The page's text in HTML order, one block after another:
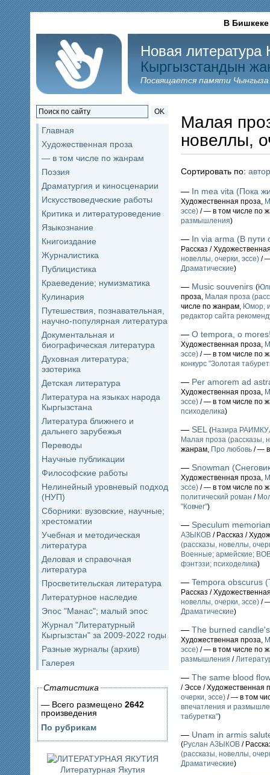
В Бишкеке
Новая литература
Кыргызстандын
Посвящается памяти
OK
Главная
Художественная проза
— в том числе по жанрам
Поэзия
Драматургия и киносценарии
Искусствоведческие работы
Критика и литературоведение
Языкознание
Книгоиздание
Журналистика
Публицистика
Краеведение; нумизматика
Кулинария
Путешествия, познавательная,
научно-популярная литература
Документальная и
биографическая литература
Духовная литература;
эзотерика
Детская литература
Литература на языках народа
Кыргызстана
Литература ближнего и
дальнего зарубежья
Переводы
Научные публикации
Философские работы
Нелинейный уровневый подход
(НУП)
Сборники: вузовские, научные;
хрестоматии
Учебная и методическая
литература
Деловая и справочная
литература
Просветительская литература
Литературное наследие
Эпос "Манас"; малый эпос
Журнал "Литературный
Кыргызстан" за 2009-2022 годы
Разные журналы (архив)
Галерея
Статистика
— Всего размещено 2642
произведения
По рубрикам
Литературная Якутия
Малая
новеллы,
Сортировать по:
— In mea vita (Пока
Художественная проза,
эссе) / — в том числе по
размышления)
— In via arma (В
Рассказ /
новеллы, очерки, эссе) /
Драматические)
— Music souvenirs (
проза, Малая проза
числе по жанрам, Юмор,
редактор сайта
— O tempora, o
Художественная проза,
эссе) / — в том числе по
конкурс "Золотая
— Per amorem ad
Художественная проза,
эссе) / — в том числе по
психоделика)
— SEL (Назира
Малая проза (рассказы,
жанрам, Про любовь / —
— Snowman
Художественная проза,
эссе) / — в том числе по
политический роман /
"Ковчег")
— Speculum
АЗЫКОВ / Рассказ /
(рассказы, новеллы,
Военные; армейские;
фэнтэзи; психоделика)
— Tempora obscurus
Рассказ /
новеллы, очерки, эссе) /
Драматические)
— The burned
Художественная проза,
эссе) / — в том числе по
размышления /
— The same blood
/ Эссе / Художественная
очерки, эссе) / — в том
впечатления и
табуретка")
— Unam in armis
(Руслан АЗЫКОВ /
(рассказы, новеллы,
Драматические)